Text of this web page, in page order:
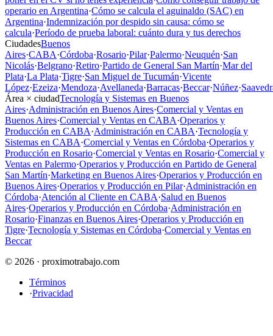
operario en Argentina·Cómo se calcula el aguinaldo (SAC) en
Argentina·Indemnización por despido sin causa: cómo se
calcula·Período de prueba laboral: cuánto dura y tus derechos
CiudadesBuenos
Aires·CABA·Córdoba·Rosario·Pilar·Palermo·Neuquén·San
Nicolás·Belgrano·Retiro·Partido de General San Martín·Mar del
Plata·La Plata·Tigre·San Miguel de Tucumán·Vicente
López·Ezeiza·Mendoza·Avellaneda·Barracas·Beccar·Núñez·
Área × ciudadTecnología y Sistemas en Buenos
Aires·Administración en Buenos Aires·Comercial y Ventas en
Buenos Aires·Comercial y Ventas en CABA·Operarios y
Producción en CABA·Administración en CABA·Tecnología y
Sistemas en CABA·Comercial y Ventas en Córdoba·Operarios y
Producción en Rosario·Comercial y Ventas en Rosario·Comercial y
Ventas en Palermo·Operarios y Producción en Partido de General
San Martín·Marketing en Buenos Aires·Operarios y Producción en
Buenos Aires·Operarios y Producción en Pilar·Administración en
Córdoba·Atención al Cliente en CABA·Salud en Buenos
Aires·Operarios y Producción en Córdoba·Administración en
Rosario·Finanzas en Buenos Aires·Operarios y Producción en
Tigre·Tecnología y Sistemas en Córdoba·Comercial y Ventas en
Beccar
© 2026 · proximotrabajo.com
Términos
·Privacidad